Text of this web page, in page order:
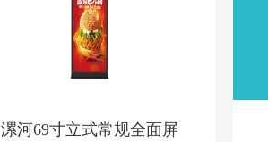
漯河69寸立式常规全面屏